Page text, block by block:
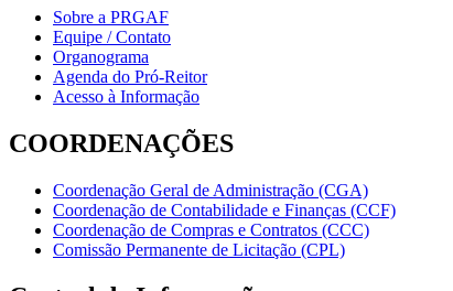
Sobre a PRGAF
Equipe / Contato
Organograma
Agenda do Pró-Reitor
Acesso à Informação
COORDENAÇÕES
Coordenação Geral de Administração (CGA)
Coordenação de Contabilidade e Finanças (CCF)
Coordenação de Compras e Contratos (CCC)
Comissão Permanente de Licitação (CPL)